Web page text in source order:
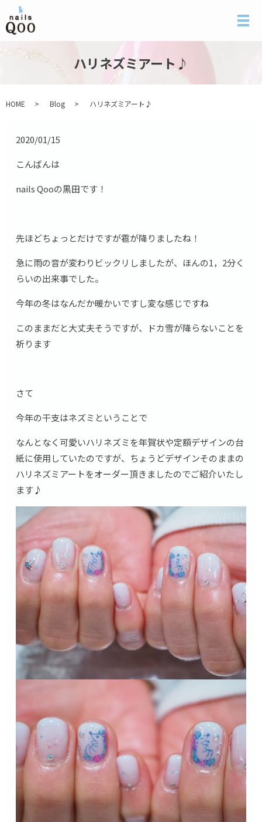
メ
ハリネズミアート♪
HOME Blog ハリネズミアート♪
2020/01/15
こんばんは
nails Qooの黒田です！
先ほどちょっとだけですが雹が降りましたね！
急に雨の音が変わりビックリしましたが、ほんの1，2分く
らいの出来事でした。
今年の冬はなんだか暖かいですし変な感じですね
このままだと大丈夫そうですが、ドカ雪が降らないことを
祈ります
さて
今年の干支はネズミということで
なんとなく可愛いハリネズミを年賀状や定額デザインの台
紙に使用していたのですが、ちょうどデザインそのままの
ハリネズミアートをオーダー頂きましたのでご紹介いたし
ます♪